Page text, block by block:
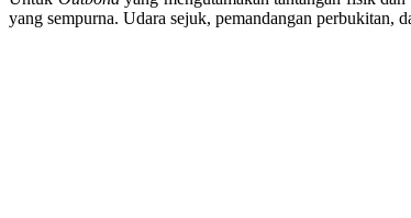
yang sempurna. Udara sejuk, pemandangan perbukitan,